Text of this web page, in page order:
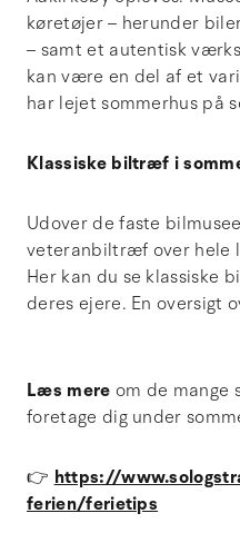
køretøjer – herunder
– samt et autentisk
kan være en del af et
har lejet sommerhus på
Klassiske biltræf i
Udover de faste
veteranbiltræf over hele
Her kan du se klassiske
deres ejere. En oversigt
Læs mere om de mange
foretage dig under
👉 https://
ferien/ferietips